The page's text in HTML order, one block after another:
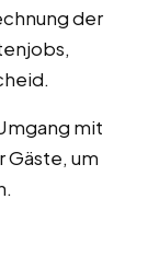
der
mit
Gäste, um